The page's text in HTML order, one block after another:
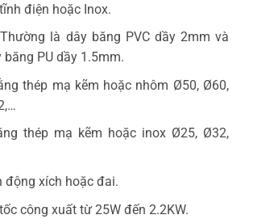
điện hoặc Inox.
là dây băng PVC dầy 2mm và
PU dầy 1.5mm.
thép mạ kẽm hoặc nhôm Ø50, Ø60,
thép mạ kẽm hoặc inox Ø25, Ø32,
động xích hoặc đai.
công xuất từ 25W đến 2.2KW.